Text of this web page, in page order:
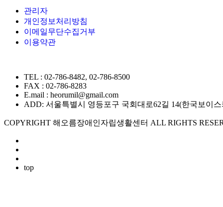
관리자
개인정보처리방침
이메일무단수집거부
이용약관
TEL : 02-786-8482, 02-786-8500
FAX : 02-786-8283
E.mail : heorumil@gmail.com
ADD: 서울특별시 영등포구 국회대로62길 14(한국보이
COPYRIGHT 해오름장애인자립생활센터 ALL RIGHTS
top